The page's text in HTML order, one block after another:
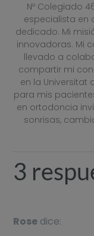
Nº Colegiado
especialista en
dedicado. Mi
innovadoras. Mi
llevado a
compartir mi
en la Universitat
para mis
en ortodoncia
sonrisas,
3
Rose dice: